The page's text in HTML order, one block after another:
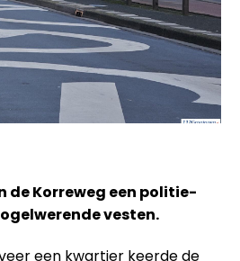
de Korreweg een politie-
vesten.
een kwartier keerde de